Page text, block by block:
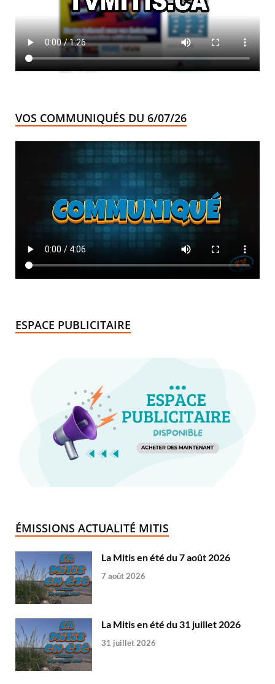
VOS COMMUNIQUÉS DU 6/07/26
ESPACE PUBLICITAIRE
ÉMISSIONS ACTUALITÉ MITIS
La Mitis en été du 7 août 2026
7 août 2026
La Mitis en été du 31 juillet 2026
31 juillet 2026